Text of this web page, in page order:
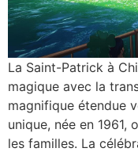
La Saint-Patrick à
magique avec la
magnifique étendue
unique, née en
les familles. La